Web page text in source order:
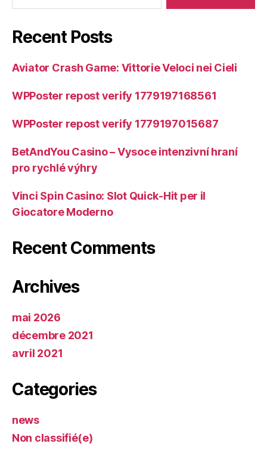
Recent Posts
Aviator Crash Game: Vittorie Veloci nei Cieli
WPPoster repost verify 1779197168561
WPPoster repost verify 1779197015687
BetAndYou Casino – Vysoce intenzivní hraní
pro rychlé výhry
Vinci Spin Casino: Slot Quick‑Hit per il
Giocatore Moderno
Recent Comments
Archives
mai 2026
décembre 2021
avril 2021
Categories
news
Non classifié(e)